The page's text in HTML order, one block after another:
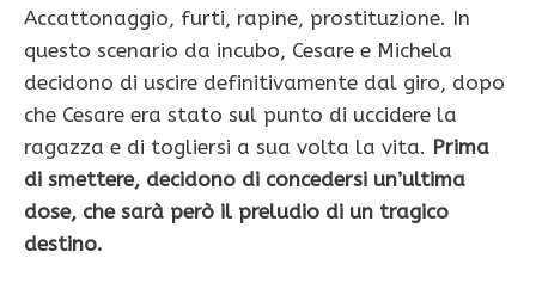
Accattonaggio, furti, rapine, prostituzione. In
questo scenario da incubo, Cesare e Michela
decidono di uscire definitivamente dal giro, dopo
che Cesare era stato sul punto di uccidere la
ragazza e di togliersi a sua volta la vita. Prima
di smettere, decidono di concedersi un’ultima
dose, che sarà però il preludio di un tragico
destino.